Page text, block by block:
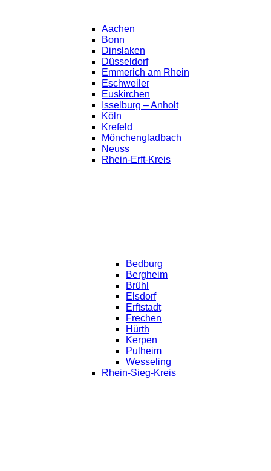
Aachen
Bonn
Dinslaken
Düsseldorf
Emmerich am Rhein
Eschweiler
Euskirchen
Isselburg – Anholt
Köln
Krefeld
Mönchengladbach
Neuss
Rhein-Erft-Kreis
Bedburg
Bergheim
Brühl
Elsdorf
Erftstadt
Frechen
Hürth
Kerpen
Pulheim
Wesseling
Rhein-Sieg-Kreis